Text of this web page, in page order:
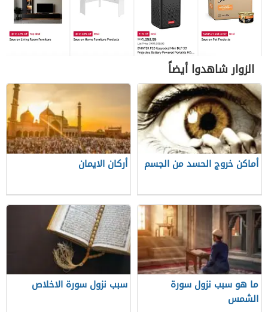
الزوار شاهدوا أيضاً
أماكن خروج الحسد من الجسم أركان الايمان
ما هو سبب نزول سورة
الشمس
سبب نزول سورة الاخلاص